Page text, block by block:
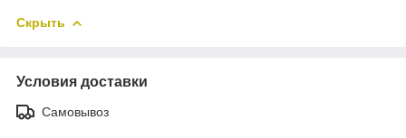
Скрыть
Условия доставки
Самовывоз